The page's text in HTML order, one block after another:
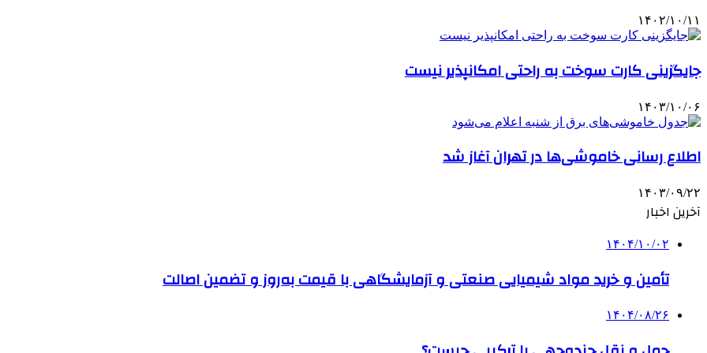
۱۴۰۲/۱۰/۱۱
جایگزینی کارت سوخت به راحتی امکانپذیر نیست
۱۴۰۳/۱۰/۰۶
اطلاع رسانی خاموشی‌ها در تهران آغاز شد
۱۴۰۳/۰۹/۲۲
آخرین اخبار
۱۴۰۴/۱۰/۰۲
تأمین و خرید مواد شیمیایی صنعتی و آزمایشگاهی با قیمت به‌روز و تضمین اصالت
۱۴۰۴/۰۸/۲۶